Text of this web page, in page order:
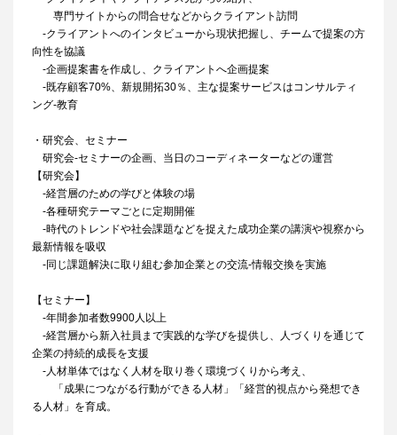
専門サイトからの問合せなどからクライアント訪問
‐クライアントへのインタビューから現状把握し、チームで提案の方
向性を協議
‐企画提案書を作成し、クライアントへ企画提案
‐既存顧客70%、新規開拓30％、主な提案サービスはコンサルティ
ング‐教育
・研究会、セミナー
研究会‐セミナーの企画、当日のコーディネーターなどの運営
【研究会】
‐経営層のための学びと体験の場
‐各種研究テーマごとに定期開催
‐時代のトレンドや社会課題などを捉えた成功企業の講演や視察から
最新情報を吸収
‐同じ課題解決に取り組む参加企業との交流‐情報交換を実施
【セミナー】
‐年間参加者数9900人以上
‐経営層から新入社員まで実践的な学びを提供し、人づくりを通じて
企業の持続的成長を支援
‐人材単体ではなく人材を取り巻く環境づくりから考え、
「成果につながる行動ができる人材」「経営的視点から発想でき
る人材」を育成。